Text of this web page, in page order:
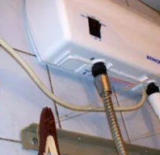
Для Теплого Пола
Правила,
Стяжки